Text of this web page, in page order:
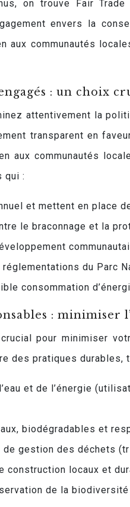
on trouve Fair Trade
envers la
aux communautés
: un choix
attentivement la
transparent en
aux communautés
qui :
et mettent en place
le braconnage et la
du Parc
consommation
: minimiser
pour minimiser
des pratiques durables,
et de l’énergie
biodégradables et
gestion des déchets
construction locaux et
de la